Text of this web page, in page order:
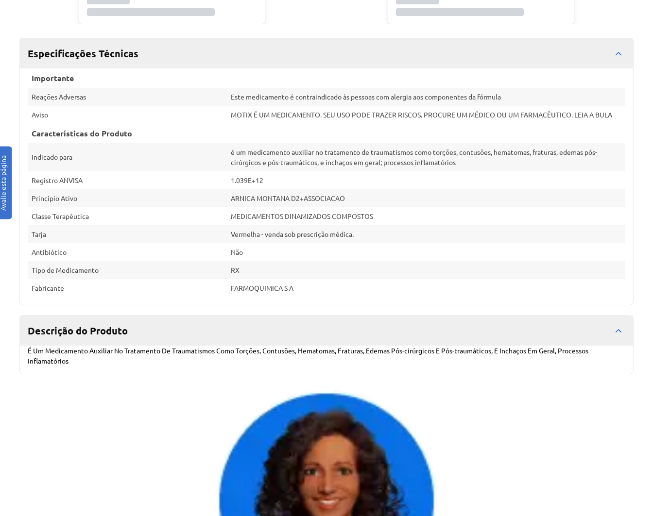
Especificações Técnicas
Importante
Reações Adversas Este medicamento é contraindicado às pessoas com alergia aos componentes da fórmula
Aviso MOTIX É UM MEDICAMENTO. SEU USO PODE TRAZER RISCOS. PROCURE UM MÉDICO OU UM FARMACÊUTICO. LEIA A BULA
Características do Produto
Indicado para
é um medicamento auxiliar no tratamento de traumatismos como torções, contusões, hematomas, fraturas, edemas pós-
cirúrgicos e pós-traumáticos, e inchaços em geral; processos inflamatórios
Registro ANVISA 1.039E+12
Princípio Ativo ARNICA MONTANA D2+ASSOCIACAO
Classe Terapêutica MEDICAMENTOS DINAMIZADOS COMPOSTOS
Tarja Vermelha - venda sob prescrição médica.
Antibiótico Não
Tipo de Medicamento RX
Fabricante FARMOQUIMICA S A
Descrição do Produto
É Um Medicamento Auxiliar No Tratamento De Traumatismos Como Torções, Contusões, Hematomas, Fraturas, Edemas Pós-cirúrgicos E Pós-traumáticos, E Inchaços Em Geral, Processos
Inflamatórios